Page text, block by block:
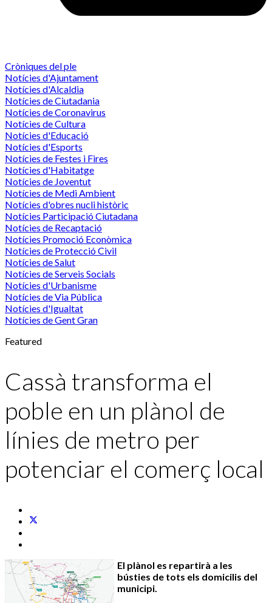
Cròniques del ple
Notícies d'Ajuntament
Notícies d'Alcaldia
Notícies de Ciutadania
Notícies de Coronavirus
Notícies de Cultura
Notícies d'Educació
Notícies d'Esports
Notícies de Festes i Fires
Notícies d'Habitatge
Notícies de Joventut
Notícies de Medi Ambient
Notícies d'obres nucli històric
Notícies Participació Ciutadana
Notícies de Recaptació
Notícies Promoció Econòmica
Notícies de Protecció Civil
Notícies de Salut
Notícies de Serveis Socials
Notícies d'Urbanisme
Notícies de Via Pública
Notícies d'Igualtat
Notícies de Gent Gran
Featured
Cassà transforma el
poble en un plànol de
línies de metro per
potenciar el comerç local
El plànol es repartirà a les
bústies de tots els domicilis del
municipi.